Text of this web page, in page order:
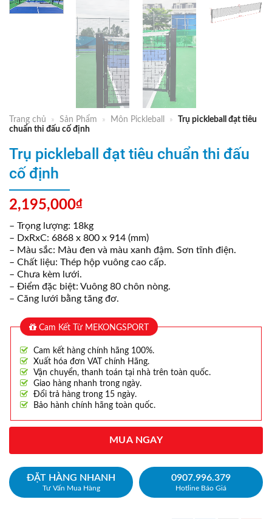
Trang chủ » Sản Phẩm » Môn Pickleball »
Trụ pickleball đạt tiêu
chuẩn thi đấu cố định
Trụ pickleball đạt tiêu chuẩn thi đấu
cố định
2,195,000₫
– Trọng lượng: 18kg
– DxRxC: 6868 x 800 x 914 (mm)
– Màu sắc: Màu đen và màu xanh đậm. Sơn tĩnh điện.
– Chất liệu: Thép hộp vuông cao cấp.
– Chưa kèm lưới.
– Điểm đặc biệt: Vuông 80 chôn nòng.
– Căng lưới bằng tăng đơ.
Cam Kết Từ MEKONGSPORT
Cam kết hàng chính hãng 100%.
Xuất hóa đơn VAT chính Hãng.
Vận chuyển, thanh toán tại nhà trên toàn quốc.
Giao hàng nhanh trong ngày.
Đổi trả hàng trong 15 ngày.
Bảo hành chính hãng toàn quốc.
MUA NGAY
ĐẶT HÀNG NHANH
Tư Vấn Mua Hàng
0907.996.379
Hotline Báo Giá